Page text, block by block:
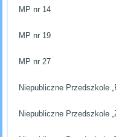
MP nr 14
MP nr 19
MP nr 27
Niepubliczne Przedszkole
Niepubliczne Przedszkole